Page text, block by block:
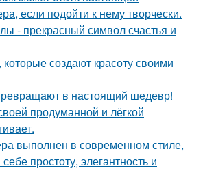
если подойти к нему творчески.
- прекрасный символ счастья и
создают красоту своими
в настоящий шедевр!
продуманной и лёгкой
выполнен в современном стиле,
простоту, элегантность и